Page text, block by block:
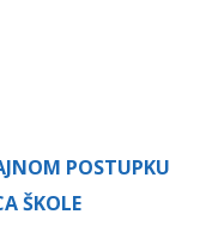
POSTUPKU
ŠKOLE